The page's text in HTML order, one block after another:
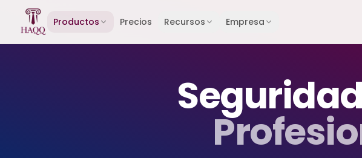
Skip to content
Productos Precios Recursos Empresa